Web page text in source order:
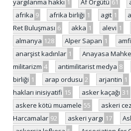
afrika 9 afrika birliği 1 agit 1
Ret Buluşması 6 akka 1 alevi 1
almanya 128 Alper Sapan 1
anarşist kadınlar 1 Anayasa
militarizm 4 antimilitarist medya 8
birliği 1 arap ordusu 2 arjantin 1
hakları inisiyatifi 15 asker kaçağı 31
askere kötü muamele 55 askeri
Harcamalar 92 askeri yargı 17